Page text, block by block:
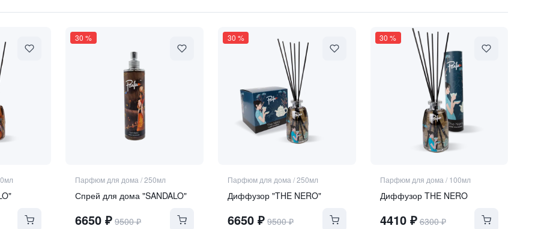
30 %
Парфюм для дома /250мл
Спрей для дома "SANDALO"
6650 ₽ 9500₽
30 %
Парфюм для дома /250мл
Диффузор "THE NERO"
6650₽ 9500₽
30 %
Парфюм для дома / 100мл
Диффузор THE NERO
4410₽ 6300₽